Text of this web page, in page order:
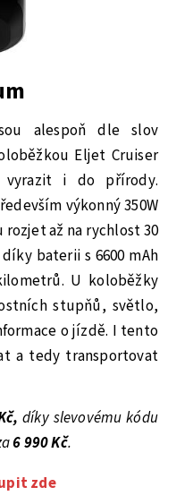
alespoň dle slov
Eljet Cruiser
vyrazit i do přírody.
výkonný 350W
až na rychlost 30
baterii s 6600 mAh
U koloběžky
stupňů, světlo,
o jízdě. I tento
a tedy transportovat
díky slevovému kódu
6 990 Kč.
zde